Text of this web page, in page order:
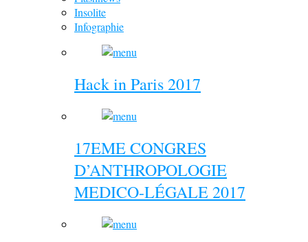
Insolite
Infographie
Hack in Paris 2017
17EME CONGRES
D’ANTHROPOLOGIE
MEDICO-LÉGALE 2017